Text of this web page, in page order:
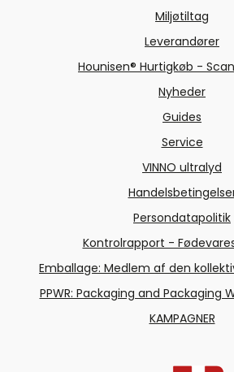
Miljøtiltag
Leverandører
Hounisen® Hurtigkøb -
Nyheder
Guides
Service
VINNO ultralyd
Persondatapolitik
Kontrolrapport -
Emballage: Medlem af den
PPWR: Packaging and Packaging
KAMPAGNER